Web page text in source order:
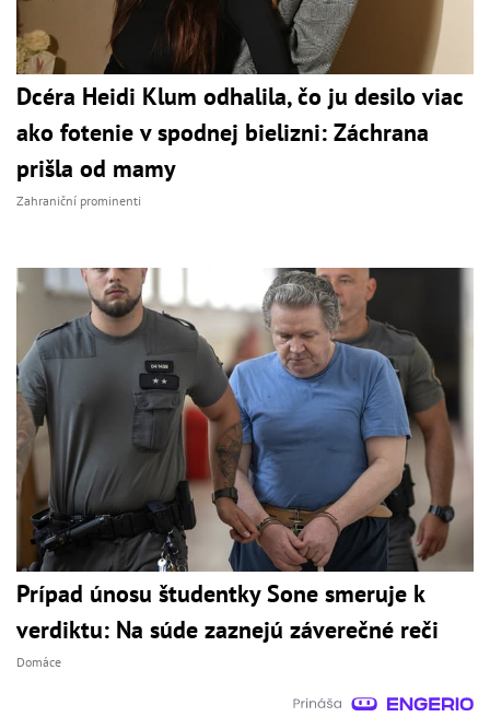
Dcéra Heidi Klum odhalila, čo ju desilo viac
ako fotenie v spodnej bielizni: Záchrana
prišla od mamy
Zahraniční prominenti
Prípad únosu študentky Sone smeruje k
verdiktu: Na súde zaznejú záverečné reči
Domáce